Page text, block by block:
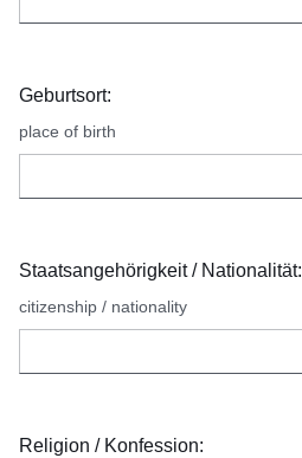
Geburtsort:
place of birth
Staatsangehörigkeit / Nationalität:
citizenship / nationality
Religion / Konfession: